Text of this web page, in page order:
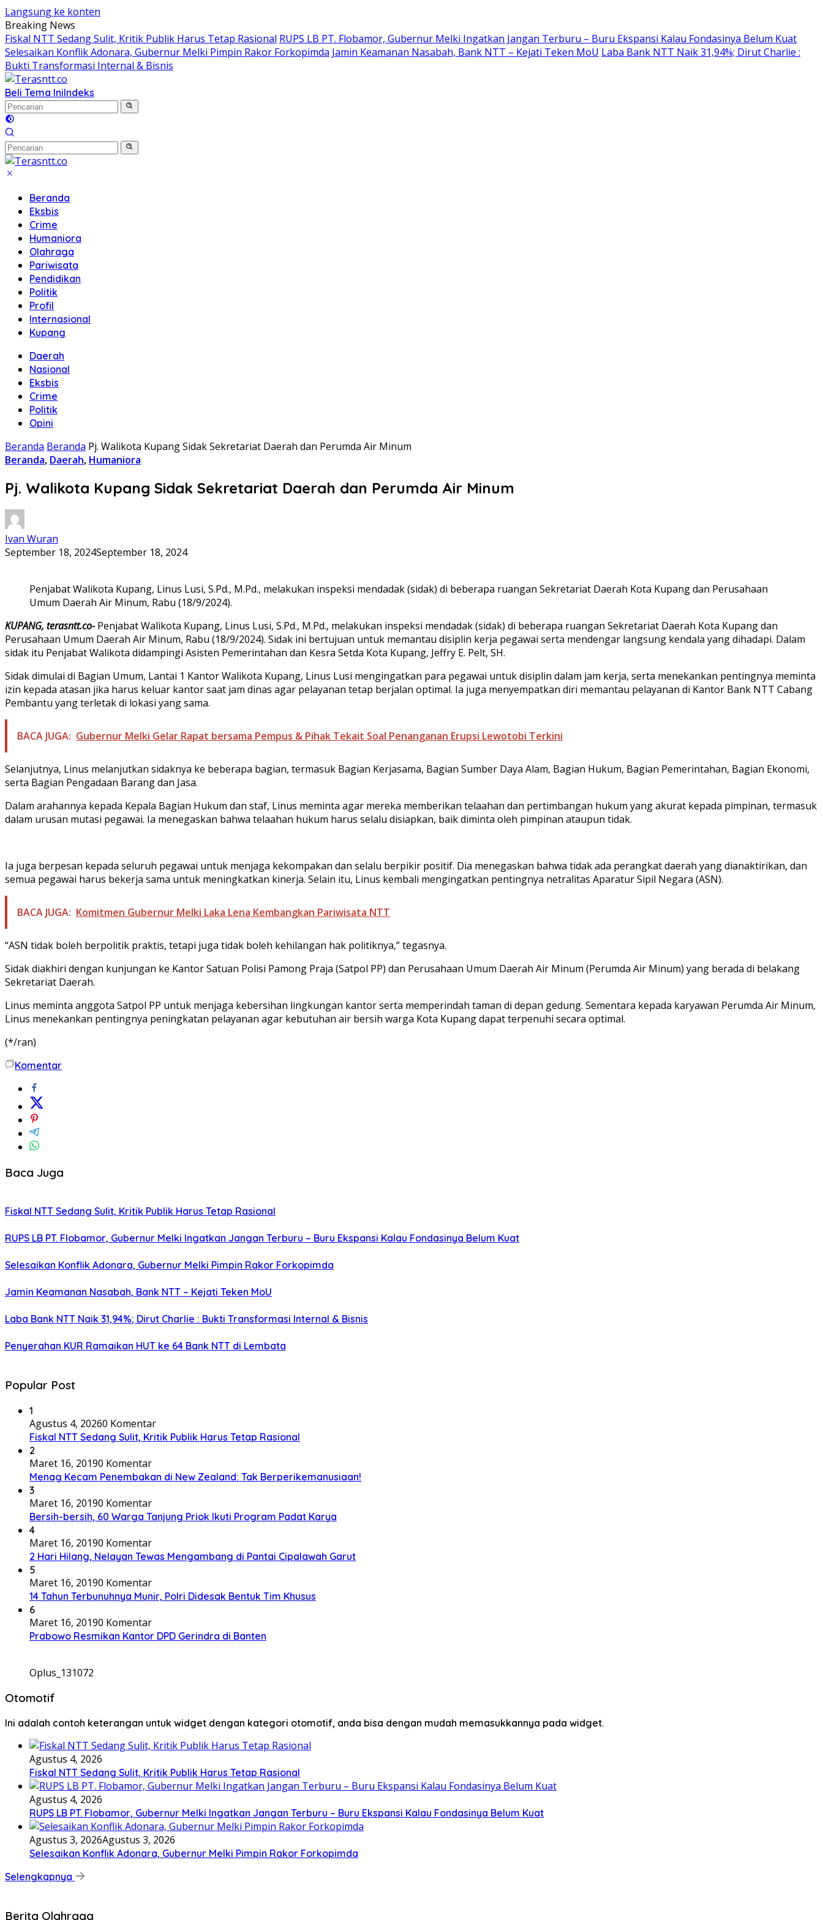
Langsung ke konten
Breaking News
Fiskal NTT Sedang Sulit, Kritik Publik Harus Tetap Rasional RUPS LB PT. Flobamor, Gubernur Melki Ingatkan Jangan Terburu – Buru Ekspansi Kalau Fondasinya Belum Kuat
Selesaikan Konflik Adonara, Gubernur Melki Pimpin Rakor Forkopimda Jamin Keamanan Nasabah, Bank NTT – Kejati Teken MoU Laba Bank NTT Naik 31,94%; Dirut Charlie :
Bukti Transformasi Internal & Bisnis
Beli Tema IniIndeks
Beranda
Eksbis
Crime
Humaniora
Olahraga
Pariwisata
Pendidikan
Politik
Profil
Internasional
Kupang
Daerah
Nasional
Eksbis
Crime
Politik
Opini
Beranda Beranda Pj. Walikota Kupang Sidak Sekretariat Daerah dan Perumda Air Minum
Beranda, Daerah, Humaniora
Pj. Walikota Kupang Sidak Sekretariat Daerah dan Perumda Air Minum
Ivan Wuran
September 18, 2024September 18, 2024
Penjabat Walikota Kupang, Linus Lusi, S.Pd., M.Pd., melakukan inspeksi mendadak (sidak) di beberapa ruangan Sekretariat Daerah Kota Kupang dan Perusahaan
Umum Daerah Air Minum, Rabu (18/9/2024).
KUPANG, terasntt.co- Penjabat Walikota Kupang, Linus Lusi, S.Pd., M.Pd., melakukan inspeksi mendadak (sidak) di beberapa ruangan Sekretariat Daerah Kota Kupang dan
Perusahaan Umum Daerah Air Minum, Rabu (18/9/2024). Sidak ini bertujuan untuk memantau disiplin kerja pegawai serta mendengar langsung kendala yang dihadapi. Dalam
sidak itu Penjabat Walikota didampingi Asisten Pemerintahan dan Kesra Setda Kota Kupang, Jeffry E. Pelt, SH.
Sidak dimulai di Bagian Umum, Lantai 1 Kantor Walikota Kupang, Linus Lusi mengingatkan para pegawai untuk disiplin dalam jam kerja, serta menekankan pentingnya meminta
izin kepada atasan jika harus keluar kantor saat jam dinas agar pelayanan tetap berjalan optimal. Ia juga menyempatkan diri memantau pelayanan di Kantor Bank NTT Cabang
Pembantu yang terletak di lokasi yang sama.
BACA JUGA: Gubernur Melki Gelar Rapat bersama Pempus & Pihak Tekait Soal Penanganan Erupsi Lewotobi Terkini
Selanjutnya, Linus melanjutkan sidaknya ke beberapa bagian, termasuk Bagian Kerjasama, Bagian Sumber Daya Alam, Bagian Hukum, Bagian Pemerintahan, Bagian Ekonomi,
serta Bagian Pengadaan Barang dan Jasa.
Dalam arahannya kepada Kepala Bagian Hukum dan staf, Linus meminta agar mereka memberikan telaahan dan pertimbangan hukum yang akurat kepada pimpinan, termasuk
dalam urusan mutasi pegawai. Ia menegaskan bahwa telaahan hukum harus selalu disiapkan, baik diminta oleh pimpinan ataupun tidak.
Ia juga berpesan kepada seluruh pegawai untuk menjaga kekompakan dan selalu berpikir positif. Dia menegaskan bahwa tidak ada perangkat daerah yang dianaktirikan, dan
semua pegawai harus bekerja sama untuk meningkatkan kinerja. Selain itu, Linus kembali mengingatkan pentingnya netralitas Aparatur Sipil Negara (ASN).
BACA JUGA: Komitmen Gubernur Melki Laka Lena Kembangkan Pariwisata NTT
“ASN tidak boleh berpolitik praktis, tetapi juga tidak boleh kehilangan hak politiknya,” tegasnya.
Sidak diakhiri dengan kunjungan ke Kantor Satuan Polisi Pamong Praja (Satpol PP) dan Perusahaan Umum Daerah Air Minum (Perumda Air Minum) yang berada di belakang
Sekretariat Daerah.
Linus meminta anggota Satpol PP untuk menjaga kebersihan lingkungan kantor serta memperindah taman di depan gedung. Sementara kepada karyawan Perumda Air Minum,
Linus menekankan pentingnya peningkatan pelayanan agar kebutuhan air bersih warga Kota Kupang dapat terpenuhi secara optimal.
(*/ran)
Komentar
Baca Juga
Fiskal NTT Sedang Sulit, Kritik Publik Harus Tetap Rasional
RUPS LB PT. Flobamor, Gubernur Melki Ingatkan Jangan Terburu – Buru Ekspansi Kalau Fondasinya Belum Kuat
Selesaikan Konflik Adonara, Gubernur Melki Pimpin Rakor Forkopimda
Jamin Keamanan Nasabah, Bank NTT – Kejati Teken MoU
Laba Bank NTT Naik 31,94%; Dirut Charlie : Bukti Transformasi Internal & Bisnis
Penyerahan KUR Ramaikan HUT ke 64 Bank NTT di Lembata
Popular Post
1
Agustus 4, 20260 Komentar
Fiskal NTT Sedang Sulit, Kritik Publik Harus Tetap Rasional
2
Maret 16, 20190 Komentar
Menag Kecam Penembakan di New Zealand: Tak Berperikemanusiaan!
3
Maret 16, 20190 Komentar
Bersih-bersih, 60 Warga Tanjung Priok Ikuti Program Padat Karya
4
Maret 16, 20190 Komentar
2 Hari Hilang, Nelayan Tewas Mengambang di Pantai Cipalawah Garut
5
Maret 16, 20190 Komentar
14 Tahun Terbunuhnya Munir, Polri Didesak Bentuk Tim Khusus
6
Maret 16, 20190 Komentar
Prabowo Resmikan Kantor DPD Gerindra di Banten
Oplus_131072
Otomotif
Ini adalah contoh keterangan untuk widget dengan kategori otomotif, anda bisa dengan mudah memasukkannya pada widget.
Agustus 4, 2026
Fiskal NTT Sedang Sulit, Kritik Publik Harus Tetap Rasional
Agustus 4, 2026
RUPS LB PT. Flobamor, Gubernur Melki Ingatkan Jangan Terburu – Buru Ekspansi Kalau Fondasinya Belum Kuat
Agustus 3, 2026Agustus 3, 2026
Selesaikan Konflik Adonara, Gubernur Melki Pimpin Rakor Forkopimda
Selengkapnya
Berita Olahraga